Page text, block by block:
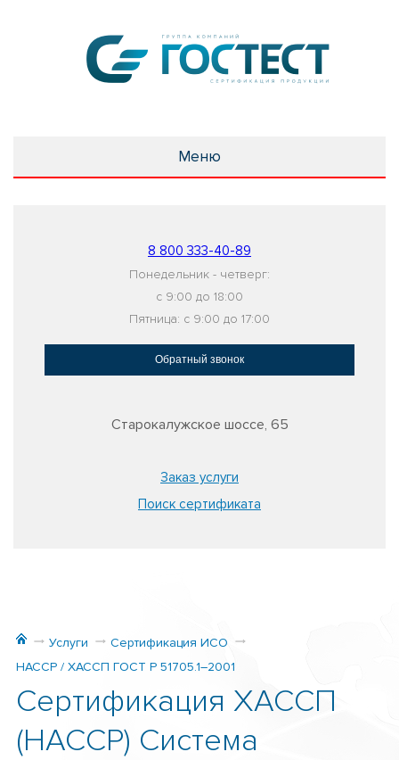
Меню
8 800 333-40-89
Понедельник - четверг:
с 9:00 до 18:00
Пятница: с 9:00 до 17:00
Обратный звонок
Старокалужское шоссе, 65
Заказ услуги
Поиск сертификата
Услуги
Сертификация ИСО
HACCP / ХАССП ГОСТ Р 51705.1–2001
Сертификация ХАССП
(HACCP) Система